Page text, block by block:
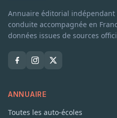
Annuaire éditorial indépendant
conduite accompagnée en
données issues de sources
ANNUAIRE
Toutes les auto-écoles